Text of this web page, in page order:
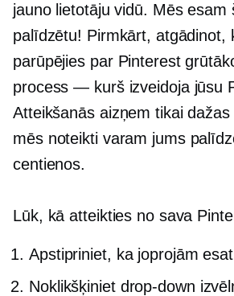
jauno lietotāju vidū. Mēs esam
palīdzētu! Pirmkārt, atgādinot,
parūpējies par Pinterest
process — kuršizveidoja jūsu
Atteikšanās aizņem tikai
mēs noteikti varam jums
centienos.
Lūk, kā atteikties no sava
Apstipriniet, ka joprojām
Noklikšķiniet drop-down